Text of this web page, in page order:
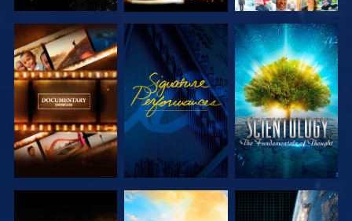
UTFORSK
SERIEN
SE
UTFORSK
SERIEN